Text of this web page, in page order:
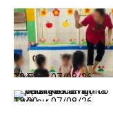
Thời sự
07/08/26, 12:51
Thời sự
07/08/26, 12:00